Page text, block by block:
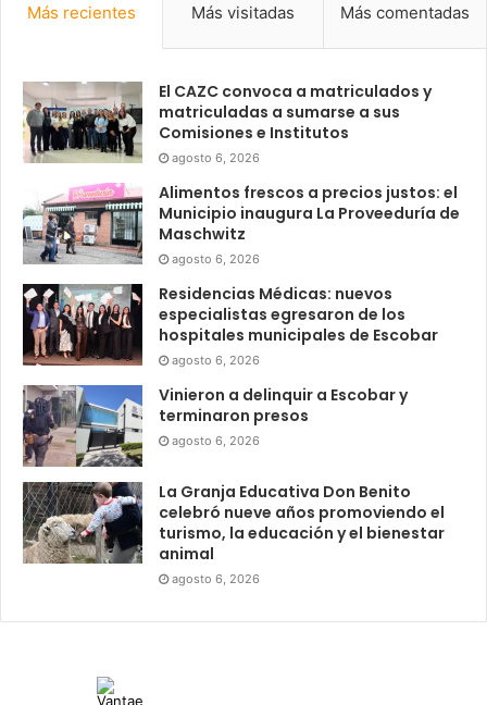
Más recientes Más visitadas Más comentadas
El CAZC convoca a matriculados y
matriculadas a sumarse a sus
Comisiones e Institutos
agosto 6, 2026
Alimentos frescos a precios justos: el
Municipio inaugura La Proveeduría de
Maschwitz
agosto 6, 2026
Residencias Médicas: nuevos
especialistas egresaron de los
hospitales municipales de Escobar
agosto 6, 2026
Vinieron a delinquir a Escobar y
terminaron presos
agosto 6, 2026
La Granja Educativa Don Benito
celebró nueve años promoviendo el
turismo, la educación y el bienestar
animal
agosto 6, 2026